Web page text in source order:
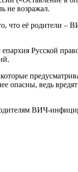
не возражал.
что её родители –
Русской
опасны, ведь
ВИЧ-